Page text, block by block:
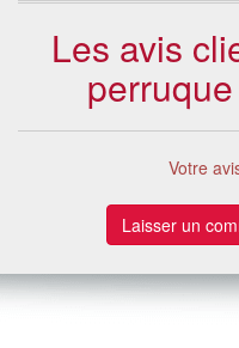
Les avis
Votre
Laisser un